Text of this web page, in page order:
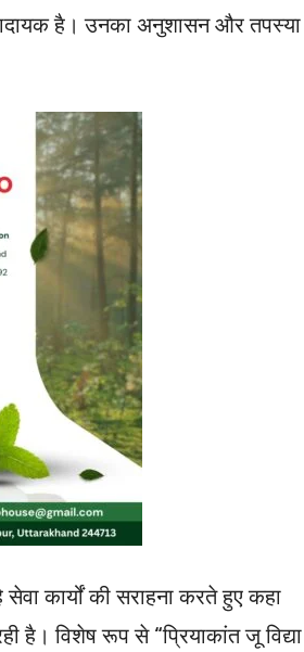
है। उनका अनुशासन और तपस्या
सेवा कार्यों की सराहना करते हुए कहा
है। विशेष रूप से “प्रियाकांत जू विद्या